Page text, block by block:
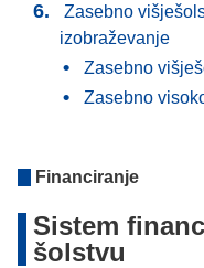
Zasebno
izobraževanje
Zasebno
Zasebno
Financiranje
Sistem
šolstvu